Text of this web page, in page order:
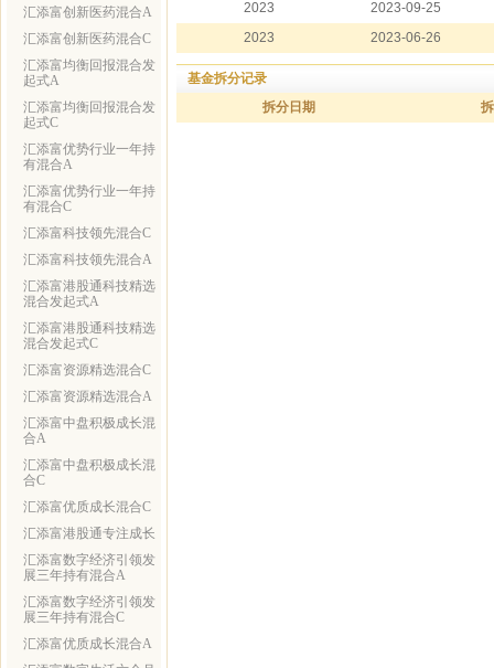
汇添富创新医药混合A
汇添富创新医药混合C
汇添富均衡回报混合发
起式A
汇添富均衡回报混合发
起式C
汇添富优势行业一年持
有混合A
汇添富优势行业一年持
有混合C
汇添富科技领先混合C
汇添富科技领先混合A
汇添富港股通科技精选
混合发起式A
汇添富港股通科技精选
混合发起式C
汇添富资源精选混合C
汇添富资源精选混合A
汇添富中盘积极成长混
合A
汇添富中盘积极成长混
合C
汇添富优质成长混合C
汇添富港股通专注成长
汇添富数字经济引领发
展三年持有混合A
汇添富数字经济引领发
展三年持有混合C
汇添富优质成长混合A
2023 2023-09-25
2023 2023-06-26
基金拆分记录
拆分日期